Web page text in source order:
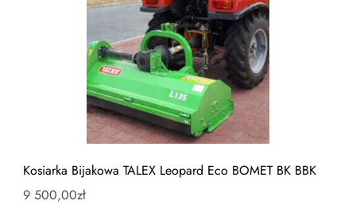
Kosiarka Bijakowa TALEX Leopard Eco BOMET BK BBK
9 500,00zł